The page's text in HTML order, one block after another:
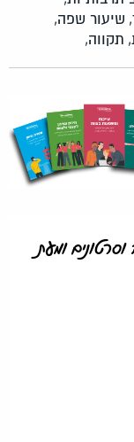
שיעור שפה,
תקווה,
ומעת